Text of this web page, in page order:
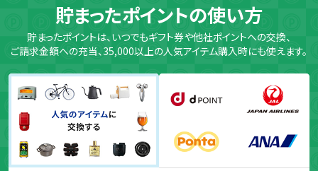
貯まったポイントの使い方
貯まったポイントは、いつでもギフト券や他社ポイントへの交換、
ご請求金額への充当、35,000以上の人気アイテム購入時にも使えます。